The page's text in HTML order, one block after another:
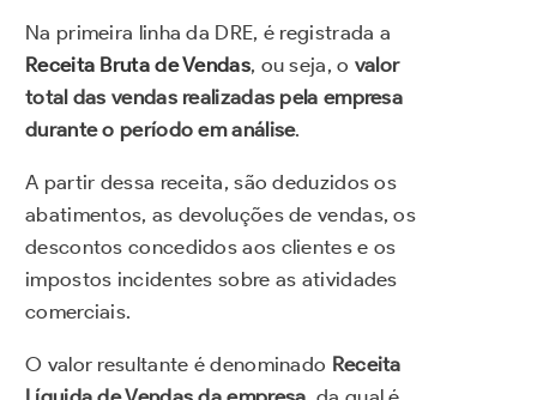
Na primeira linha da DRE, é registrada a
Receita Bruta de Vendas, ou seja, o valor
total das vendas realizadas pela empresa
durante o período em análise.
A partir dessa receita, são deduzidos os
abatimentos, as devoluções de vendas, os
descontos concedidos aos clientes e os
impostos incidentes sobre as atividades
comerciais.
O valor resultante é denominado Receita